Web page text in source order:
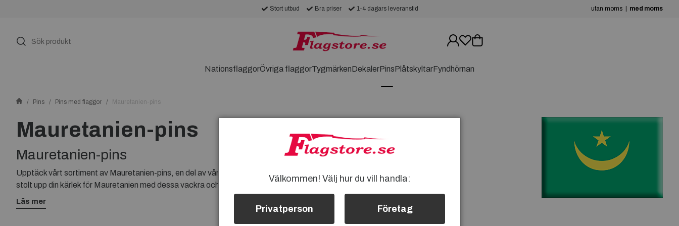
utan moms med moms
Stort utbud Bra priser 1-4 dagars leveranstid
NationsflaggorÖvriga flaggorTygmärkenDekalerPinsPlåtskyltarFyndhörnan
Pins Pins med flaggor Mauretanien-pins
Mauretanien-pins
Mauretanien-pins
Upptäck vårt sortiment av Mauretanien-pins, en del av vår samling av pins och pins med flaggor. Visa
stolt upp din kärlek för Mauretanien med dessa vackra och unika pins som är perfekta för att pryda din
outfit eller accessoar.
Läs mer
Välkommen! Välj hur du vill handla:
Privatperson Företag